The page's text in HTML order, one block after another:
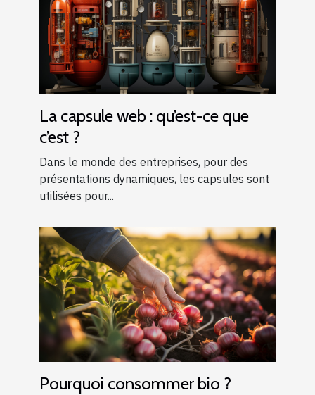
La capsule web : qu’est-ce que
c’est ?
Dans le monde des entreprises, pour des
présentations dynamiques, les capsules sont
utilisées pour...
Pourquoi consommer bio ?